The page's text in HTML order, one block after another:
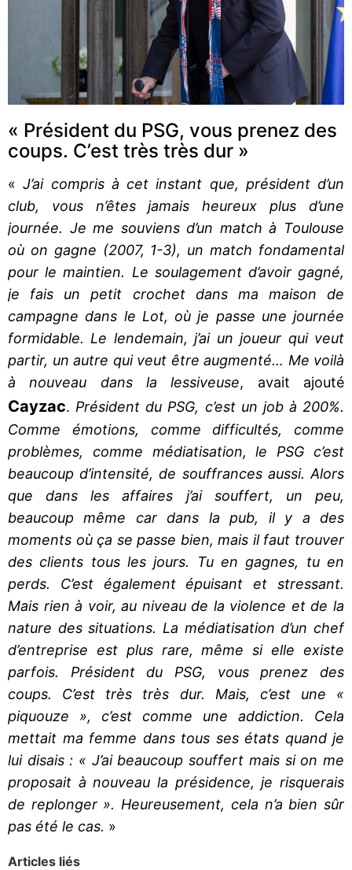
« Président du PSG, vous prenez des
coups. C’est très très dur »
« J’ai compris à cet instant que, président d’un
club, vous n’êtes jamais heureux plus d’une
journée. Je me souviens d’un match à Toulouse
où on gagne (2007, 1-3), un match fondamental
pour le maintien. Le soulagement d’avoir gagné,
je fais un petit crochet dans ma maison de
campagne dans le Lot, où je passe une journée
formidable. Le lendemain, j’ai un joueur qui veut
partir, un autre qui veut être augmenté… Me voilà
à nouveau dans la lessiveuse, avait ajouté
Cayzac. Président du PSG, c’est un job à 200%.
Comme émotions, comme difficultés, comme
problèmes, comme médiatisation, le PSG c’est
beaucoup d’intensité, de souffrances aussi. Alors
que dans les affaires j’ai souffert, un peu,
beaucoup même car dans la pub, il y a des
moments où ça se passe bien, mais il faut trouver
des clients tous les jours. Tu en gagnes, tu en
perds. C’est également épuisant et stressant.
Mais rien à voir, au niveau de la violence et de la
nature des situations. La médiatisation d’un chef
d’entreprise est plus rare, même si elle existe
parfois. Président du PSG, vous prenez des
coups. C’est très très dur. Mais, c’est une «
piquouze », c’est comme une addiction. Cela
mettait ma femme dans tous ses états quand je
lui disais : « J’ai beaucoup souffert mais si on me
proposait à nouveau la présidence, je risquerais
de replonger ». Heureusement, cela n’a bien sûr
pas été le cas. »
Articles liés